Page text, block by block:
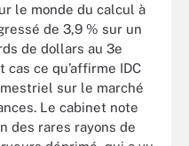
le monde du calcul à
de 3,9 % sur un
de dollars au 3e
cas ce qu’affirme IDC
sur le marché
Le cabinet note
des rares rayons de